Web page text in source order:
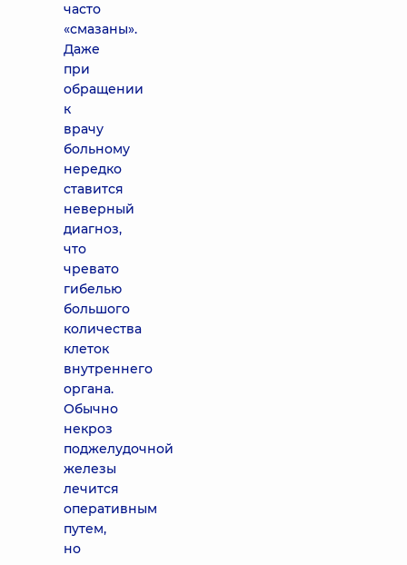
часто
«смазаны».
Даже
при
обращении
к
врачу
больному
нередко
ставится
неверный
диагноз,
что
чревато
гибелью
большого
количества
клеток
внутреннего
органа.
Обычно
некроз
поджелудочной
железы
лечится
оперативным
путем,
но